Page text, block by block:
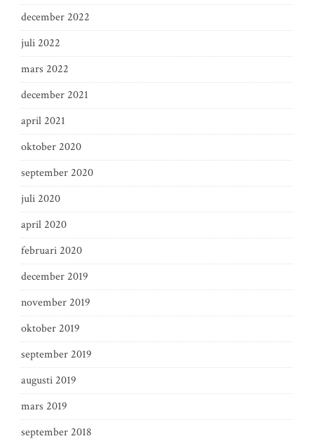
december 2022
juli 2022
mars 2022
december 2021
april 2021
oktober 2020
september 2020
juli 2020
april 2020
februari 2020
december 2019
november 2019
oktober 2019
september 2019
augusti 2019
mars 2019
september 2018